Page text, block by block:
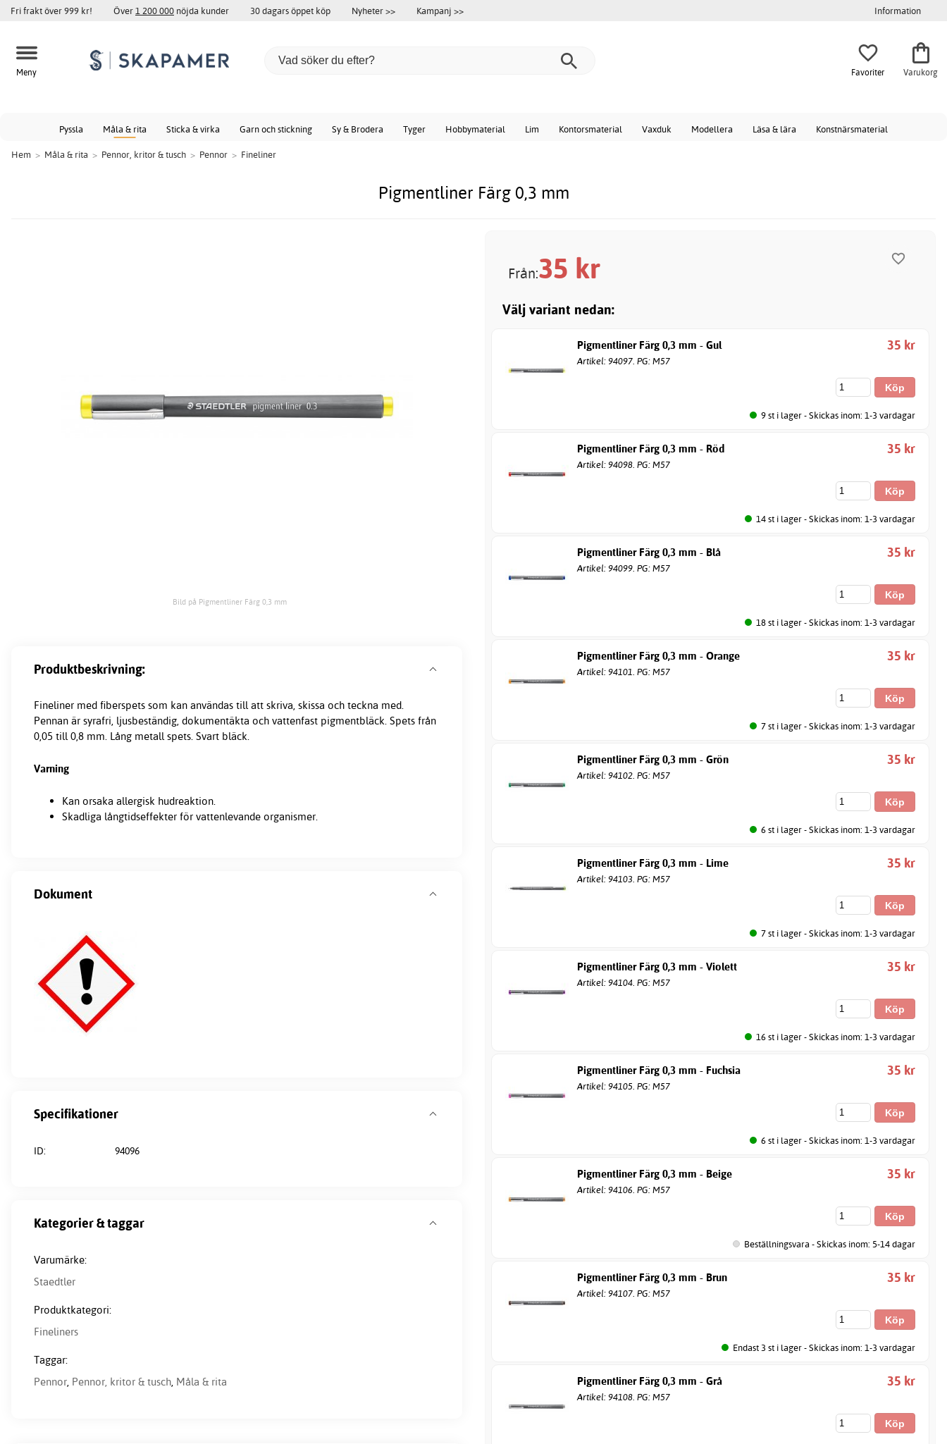
Fri frakt över 999 kr! Över1 200 000 nöjda kunder 30 dagars öppet köp Nyheter >> Kampanj >> Information
Meny Favoriter Varukorg
Pyssla Måla & rita Sticka & virka Garn och stickning Sy & Brodera Tyger Hobbymaterial Lim Kontorsmaterial Vaxduk Modellera Läsa & lära Konstnärsmaterial
Hem > Måla & rita > Pennor, kritor & tusch > Pennor > Fineliner
Pigmentliner Färg 0,3 mm
Bild på Pigmentliner Färg 0,3 mm
Från:35 kr
Välj variant nedan:
Pigmentliner Färg 0,3 mm - Gul
Artikel: 94097. PG: M57
35 kr
9 st i lager - Skickas inom: 1-3 vardagar
Pigmentliner Färg 0,3 mm - Röd
Artikel: 94098. PG: M57
35 kr
14 st i lager - Skickas inom: 1-3 vardagar
Pigmentliner Färg 0,3 mm - Blå
Artikel: 94099. PG: M57
35 kr
18 st i lager - Skickas inom: 1-3 vardagar
Pigmentliner Färg 0,3 mm - Orange
Artikel: 94101. PG: M57
35 kr
7 st i lager - Skickas inom: 1-3 vardagar
Pigmentliner Färg 0,3 mm - Grön
Artikel: 94102. PG: M57
35 kr
6 st i lager - Skickas inom: 1-3 vardagar
Pigmentliner Färg 0,3 mm - Lime
Artikel: 94103. PG: M57
35 kr
7 st i lager - Skickas inom: 1-3 vardagar
Pigmentliner Färg 0,3 mm - Violett
Artikel: 94104. PG: M57
35 kr
16 st i lager - Skickas inom: 1-3 vardagar
Pigmentliner Färg 0,3 mm - Fuchsia
Artikel: 94105. PG: M57
35 kr
6 st i lager - Skickas inom: 1-3 vardagar
Pigmentliner Färg 0,3 mm - Beige
Artikel: 94106. PG: M57
35 kr
Beställningsvara - Skickas inom: 5-14 dagar
Pigmentliner Färg 0,3 mm - Brun
Artikel: 94107. PG: M57
35 kr
Endast 3 st i lager - Skickas inom: 1-3 vardagar
Pigmentliner Färg 0,3 mm - Grå
Artikel: 94108. PG: M57
35 kr
Produktbeskrivning:
Fineliner med fiberspets som kan användas till att skriva, skissa och teckna med.
Pennan är syrafri, ljusbeständig, dokumentäkta och vattenfast pigmentbläck. Spets från
0,05 till 0,8 mm. Lång metall spets. Svart bläck.
Varning
Kan orsaka allergisk hudreaktion.
Skadliga långtidseffekter för vattenlevande organismer.
Dokument
Specifikationer
ID: 94096
Kategorier & taggar
Varumärke:
Staedtler
Produktkategori:
Fineliners
Taggar:
Pennor, Pennor, kritor & tusch, Måla & rita